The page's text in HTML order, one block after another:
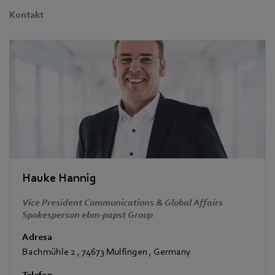
Kontakt
Hauke Hannig
Vice President Communications & Global Affairs
Spokesperson ebm-papst Group
Adresa
Bachmühle 2 , 74673 Mulfingen , Germany